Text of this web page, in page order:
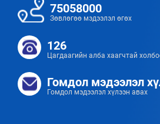
75058000
Зөвлөгөө мэдээлэл өгөх
126
Цагдаагийн алба хаагчтай
Гомдол мэдээлэл
Гомдол мэдээлэл хүлээн авах